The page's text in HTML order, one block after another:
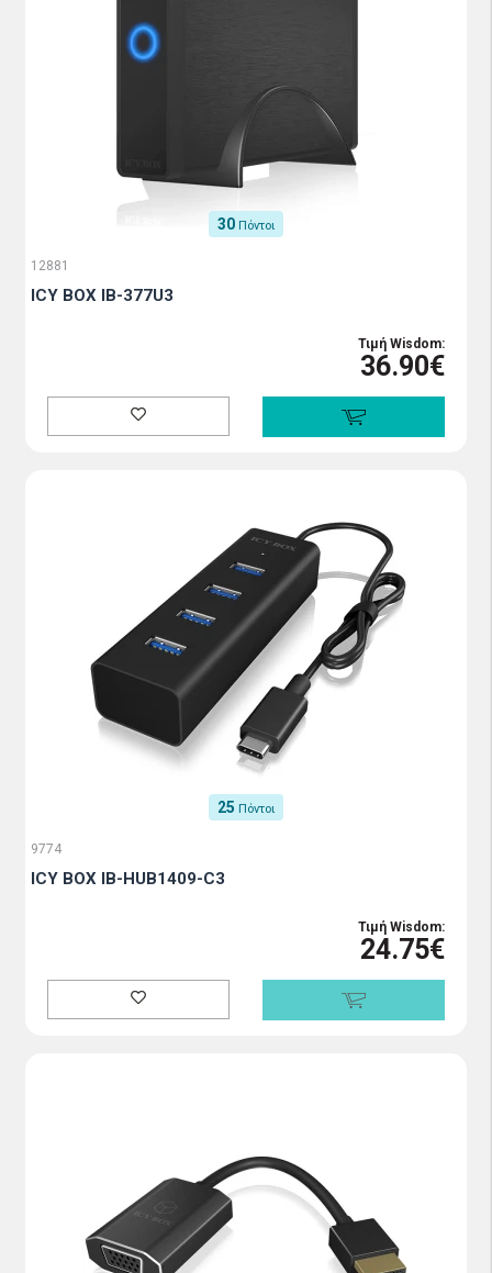
30 Πόντοι
12881
ICY BOX IB-377U3
Τιμή Wisdom:
36.90€
25 Πόντοι
9774
ICY BOX IB-HUB1409-C3
Τιμή Wisdom:
24.75€